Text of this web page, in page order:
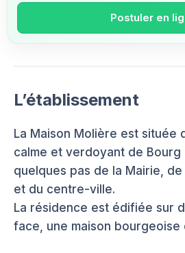
Postuler en
L’établissement
La Maison Molière est située
calme et verdoyant de Bourg
quelques pas de la Mairie, de
et du centre-ville.
La résidence est édifiée sur
face, une maison bourgeoise